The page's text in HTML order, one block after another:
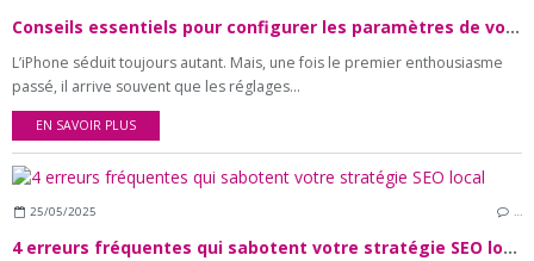
Conseils essentiels pour configurer les paramètres de votre nouvel iPhone
L’iPhone séduit toujours autant. Mais, une fois le premier enthousiasme
passé, il arrive souvent que les réglages...
EN SAVOIR PLUS
25/05/2025 …
4 erreurs fréquentes qui sabotent votre stratégie SEO local